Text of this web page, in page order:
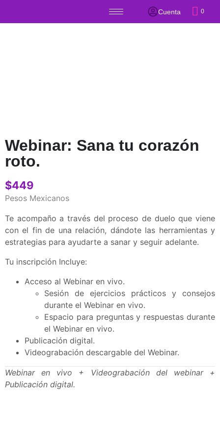
Cuenta 0
Webinar: Sana tu corazón
roto.
$449
Pesos Mexicanos
Te acompaño a través del proceso de duelo que viene
con el fin de una relación, dándote las herramientas y
estrategias para ayudarte a sanar y seguir adelante.
Tu inscripción Incluye:
Acceso al Webinar en vivo.
Sesión de ejercicios prácticos y consejos
durante el Webinar en vivo.
Espacio para preguntas y respuestas durante
el Webinar en vivo.
Publicación digital.
Videograbación descargable del Webinar.
Webinar en vivo + Videograbación del webinar +
Publicación digital.